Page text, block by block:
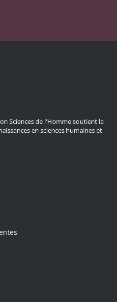
Sciences de l'Homme soutient la
en sciences humaines et